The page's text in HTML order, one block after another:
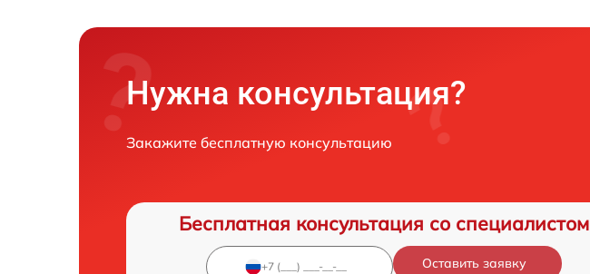
Нужна консультация?
Закажите бесплатную консультацию
Бесплатная консультация со специалистом
Оставить заявку